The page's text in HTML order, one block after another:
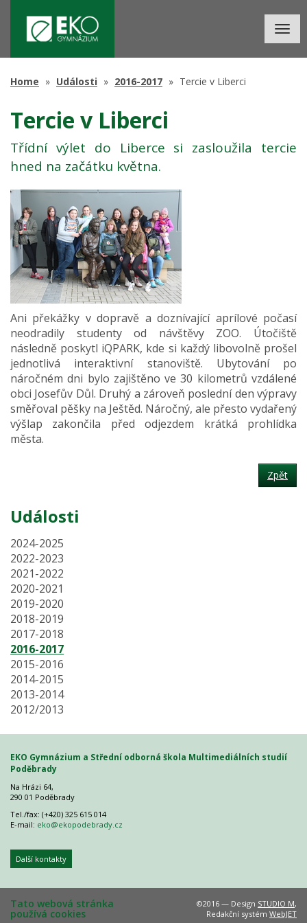
Home Události 2016-2017 Tercie v Liberci
Tercie v Liberci
Třídní výlet do Liberce si zasloužila tercie
hned na začátku května.
Ani překážky v dopravě a doznívající aprílové počasí
neodradily studenty od návštěvy ZOO. Útočiště
následně poskytl iQPARK, kde si každý libovolně prošel
jednotlivá interaktivní stanoviště. Ubytování po
náročném dni bylo zajištěno ve 30 kilometrů vzdálené
obci Josefův Důl. Druhý a zároveň poslední den výpravy
směřoval pěšky na Ještěd. Náročný, ale přesto vydařený
výšlap zakončila před odjezdem krátká prohlídka
města.
Zpět
Události
2024-2025
2022-2023
2021-2022
2020-2021
2019-2020
2018-2019
2017-2018
2016-2017
2015-2016
2014-2015
2013-2014
2012/2013
EKO Gymnázium a Střední odborná škola Multimediálních studií
Poděbrady
Na Hrázi 64,
290 01 Poděbrady
Tel./fax: (+420) 325 615 014
E-mail: eko@ekopodebrady.cz
Další kontakty
Tato webová stránka
používá cookies
©2016 — Design STUDIO M,
Redakční systém WebJET